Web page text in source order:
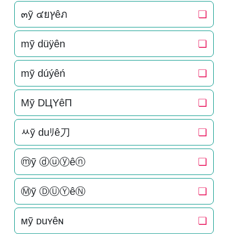
๓ỹ ๔ยץêภ ❏
mỹ düÿên ❏
mỹ dúýêń ❏
Mỹ DЦYêП ❏
ﾶỹ duﾘê刀 ❏
ⓜỹ ⓓⓤⓨêⓝ ❏
Ⓜỹ ⒹⓊⓎêⓃ ❏
мỹ ᴅuʏêɴ ❏